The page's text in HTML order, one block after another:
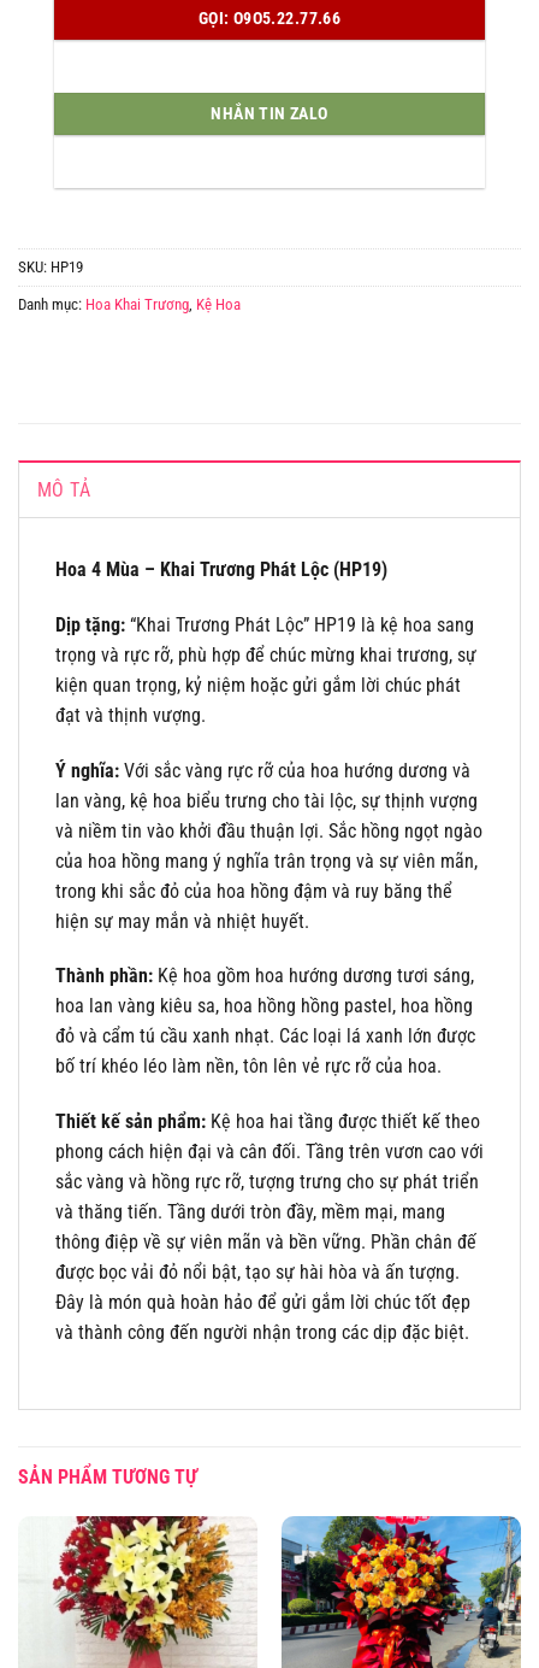
GỌI: O9O5.22.77.66
NHẮN TIN ZALO
SKU: HP19
Danh mục: Hoa Khai Trương, Kệ Hoa
MÔ TẢ
Hoa 4 Mùa – Khai Trương Phát Lộc (HP19)
Dịp tặng: “Khai Trương Phát Lộc” HP19 là kệ hoa sang
trọng và rực rỡ, phù hợp để chúc mừng khai trương, sự
kiện quan trọng, kỷ niệm hoặc gửi gắm lời chúc phát
đạt và thịnh vượng.
Ý nghĩa: Với sắc vàng rực rỡ của hoa hướng dương và
lan vàng, kệ hoa biểu trưng cho tài lộc, sự thịnh vượng
và niềm tin vào khởi đầu thuận lợi. Sắc hồng ngọt ngào
của hoa hồng mang ý nghĩa trân trọng và sự viên mãn,
trong khi sắc đỏ của hoa hồng đậm và ruy băng thể
hiện sự may mắn và nhiệt huyết.
Thành phần: Kệ hoa gồm hoa hướng dương tươi sáng,
hoa lan vàng kiêu sa, hoa hồng hồng pastel, hoa hồng
đỏ và cẩm tú cầu xanh nhạt. Các loại lá xanh lớn được
bố trí khéo léo làm nền, tôn lên vẻ rực rỡ của hoa.
Thiết kế sản phẩm: Kệ hoa hai tầng được thiết kế theo
phong cách hiện đại và cân đối. Tầng trên vươn cao với
sắc vàng và hồng rực rỡ, tượng trưng cho sự phát triển
và thăng tiến. Tầng dưới tròn đầy, mềm mại, mang
thông điệp về sự viên mãn và bền vững. Phần chân đế
được bọc vải đỏ nổi bật, tạo sự hài hòa và ấn tượng.
Đây là món quà hoàn hảo để gửi gắm lời chúc tốt đẹp
và thành công đến người nhận trong các dịp đặc biệt.
SẢN PHẨM TƯƠNG TỰ